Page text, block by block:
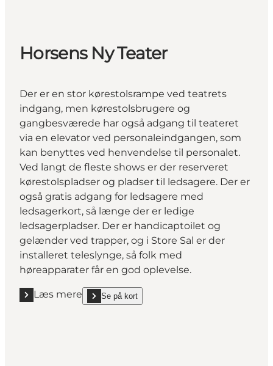
Horsens Ny Teater
Der er en stor kørestolsrampe ved teatrets
indgang, men kørestolsbrugere og
gangbesværede har også adgang til teateret
via en elevator ved personaleindgangen, som
kan benyttes ved henvendelse til personalet.
Ved langt de fleste shows er der reserveret
kørestolspladser og pladser til ledsagere. Der er
også gratis adgang for ledsagere med
ledsagerkort, så længe der er ledige
ledsagerpladser. Der er handicaptoilet og
gelænder ved trapper, og i Store Sal er der
installeret teleslynge, så folk med
høreapparater får en god oplevelse.
Læs mere
Læs mere "Horsens Ny Teater"
Se på kort
show Horsens Ny Teater on_map